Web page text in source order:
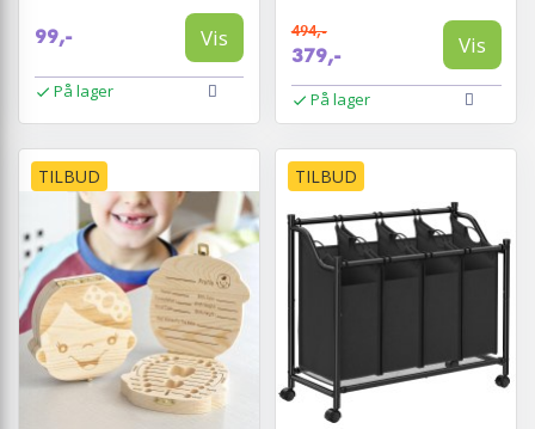
99,- Vis
På lager
494,-
379,- Vis
På lager
TILBUD TILBUD